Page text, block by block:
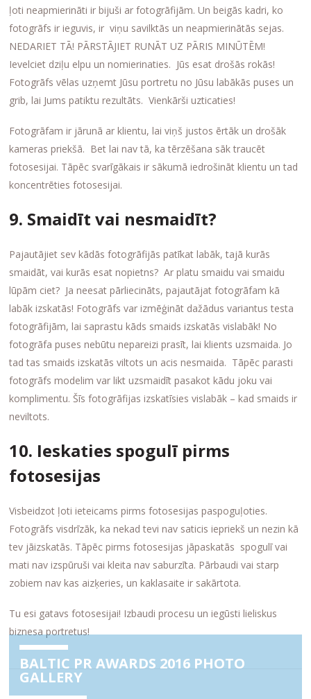
ļoti neapmierināti ir bijuši ar fotogrāfijām. Un beigās kadri, ko
fotogrāfs ir ieguvis, ir viņu savilktās un neapmierinātās sejas.
NEDARIET TĀ! PĀRSTĀJIET RUNĀT UZ PĀRIS MINŪTĒM!
Ievelciet dziļu elpu un nomierinaties. Jūs esat drošās rokās!
Fotogrāfs vēlas uzņemt Jūsu portretu no Jūsu labākās puses un
grib, lai Jums patiktu rezultāts. Vienkārši uzticaties!
Fotogrāfam ir jārunā ar klientu, lai viņš justos ērtāk un drošāk
kameras priekšā. Bet lai nav tā, ka tērzēšana sāk traucēt
fotosesijai. Tāpēc svarīgākais ir sākumā iedrošināt klientu un tad
koncentrēties fotosesijai.
9. Smaidīt vai nesmaidīt?
Pajautājiet sev kādās fotogrāfijās patīkat labāk, tajā kurās
smaidāt, vai kurās esat nopietns? Ar platu smaidu vai smaidu
lūpām ciet? Ja neesat pārliecināts, pajautājat fotogrāfam kā
labāk izskatās! Fotogrāfs var izmēģināt dažādus variantus testa
fotogrāfijām, lai saprastu kāds smaids izskatās vislabāk! No
fotogrāfa puses nebūtu nepareizi prasīt, lai klients uzsmaida. Jo
tad tas smaids izskatās viltots un acis nesmaida. Tāpēc parasti
fotogrāfs modelim var likt uzsmaidīt pasakot kādu joku vai
komplimentu. Šīs fotogrāfijas izskatīsies vislabāk – kad smaids ir
neviltots.
10. Ieskaties spogulī pirms
fotosesijas
Visbeidzot ļoti ieteicams pirms fotosesijas paspoguļoties.
Fotogrāfs visdrīzāk, ka nekad tevi nav saticis iepriekš un nezin kā
tev jāizskatās. Tāpēc pirms fotosesijas jāpaskatās spogulī vai
mati nav izspūruši vai kleita nav saburzīta. Pārbaudi vai starp
zobiem nav kas aizķeries, un kaklasaite ir sakārtota.
Tu esi gatavs fotosesijai! Izbaudi procesu un iegūsti lieliskus
biznesa portretus!
BALTIC PR AWARDS 2016 PHOTO
GALLERY